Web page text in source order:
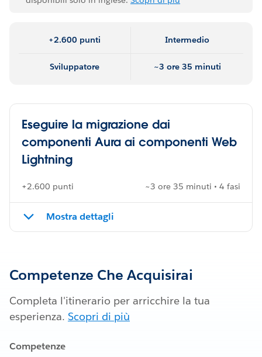
+2.600 punti Intermedio
Sviluppatore ~3 ore 35 minuti
Eseguire la migrazione dai
componenti Aura ai componenti Web
Lightning
+2.600 punti ~3 ore 35 minuti • 4 fasi
Mostra dettagli
Competenze Che Acquisirai
Completa l'itinerario per arricchire la tua
esperienza. Scopri di più
Competenze